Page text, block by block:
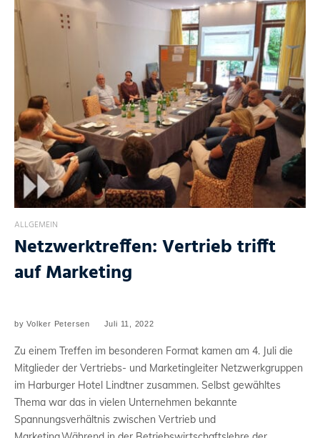
ALLGEMEIN
Netzwerktreffen: Vertrieb trifft
auf Marketing
byVolker Petersen Juli 11, 2022
Zu einem Treffen im besonderen Format kamen am 4. Juli die
Mitglieder der Vertriebs- und Marketingleiter Netzwerkgruppen
im Harburger Hotel Lindtner zusammen. Selbst gewähltes
Thema war das in vielen Unternehmen bekannte
Spannungsverhältnis zwischen Vertrieb und